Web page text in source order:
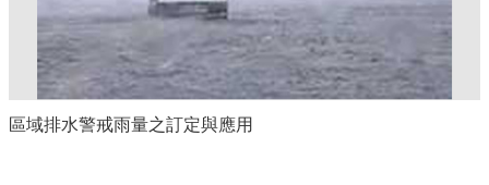
區域排水警戒雨量之訂定與應用